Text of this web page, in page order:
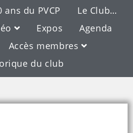
ans du PVCP
Le Club…
Expos
Agenda
Accès membres
du club